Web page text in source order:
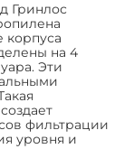
Гринлос
корпуса
на 4
Эти
фильтрации
уровня и